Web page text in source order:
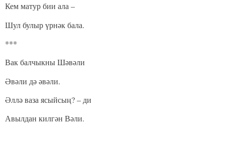
Кем матур бии ала –
Шул булыр үрнәк бала.
***
Вак балчыкны Шәвәли
Әвәли дә әвәли.
Әллә ваза ясыйсың? – ди
Авылдан килгән Вәли.